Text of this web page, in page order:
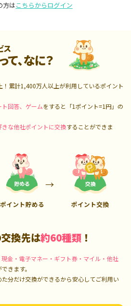
方はこちらからログイン
ス
って、なに？
！累計1,400万人以上が利用しているポイント
回答、ゲームをすると「1ポイント=1円」の
きな他社ポイントに交換することができま
ポイント貯める ポイント交換
換先は約60種類 ！
現金・電子マネー・ギフト券・マイル・他社
きます。
た分だけ交換ができるから安心してご利用い